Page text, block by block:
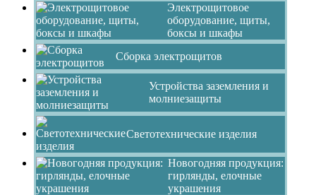
Электрощитовое
оборудование, щиты,
боксы и шкафы
Сборка электрощитов
Устройства заземления и
молниезащиты
Светотехнические изделия
Новогодняя продукция:
гирлянды, елочные
украшения